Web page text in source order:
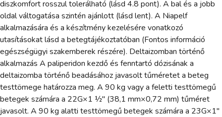
diszkomfort rosszul tolerálható (lásd 4.8 pont). A bal és a jobb
oldal váltogatása szintén ajánlott (lásd lent). A Niapelf
alkalmazására és a készítmény kezelésére vonatkozó
utasításokat lásd a betegtájékoztatóban (Fontos információ
egészségügyi szakemberek részére). Deltaizomban történő
alkalmazás A paliperidon kezdő és fenntartó dózisának a
deltaizomba történő beadásához javasolt tűméretet a beteg
testtömege határozza meg. A 90 kg vagy a feletti testtömegű
betegek számára a 22G×1 ½" (38,1 mm×0,72 mm) tűméret
javasolt. A 90 kg alatti testtömegű betegek számára a 23G×1"